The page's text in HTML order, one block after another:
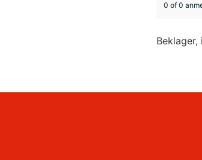
0 of 0